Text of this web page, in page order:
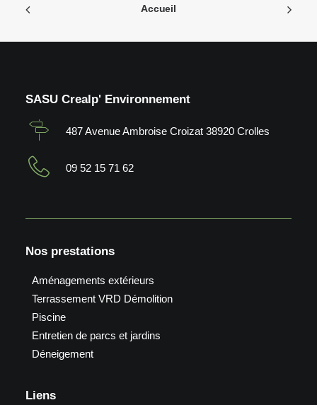
Accueil
SASU Crealp' Environnement
487 Avenue Ambroise Croizat 38920 Crolles
09 52 15 71 62
Nos prestations
Aménagements extérieurs
Terrassement VRD Démolition
Piscine
Entretien de parcs et jardins
Déneigement
Liens